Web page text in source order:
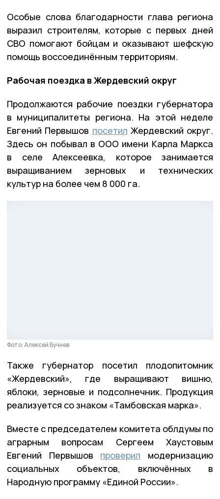
Особые слова благодарности глава региона
выразил строителям, которые с первых дней
СВО помогают бойцам и оказывают шефскую
помощь воссоединённым территориям.
Рабочая поездка в Жердевский округ
Продолжаются рабочие поездки губернатора
в муниципалитеты региона. На этой неделе
Евгений Первышов посетил Жердевский округ.
Здесь он побывал в ООО имени Карла Маркса
в селе Алексеевка, которое занимается
выращиванием зерновых и технических
культур на более чем 8 000 га.
Фото: Алексей Бучнев
Также губернатор посетил плодопитомник
«Жердевский», где выращивают вишню,
яблоки, зерновые и подсолнечник. Продукция
реализуется со знаком «Тамбовская марка».
Вместе с председателем комитета облдумы по
аграрным вопросам Сергеем Хаустовым
Евгений Первышов проверил модернизацию
социальных объектов, включённых в
Народную программу «Единой России».